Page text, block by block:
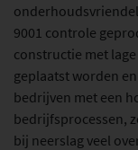
9001 controle
constructie met
geplaatst worden
bedrijven met een
bedrijfsprocessen,
bij neerslag veel
ENGLISH